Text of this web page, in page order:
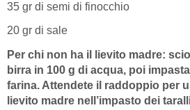
35 gr di semi di finocchio
20 gr di sale
Per chi non ha il lievito madre:
birra in 100 g di acqua, poi
farina. Attendete il raddoppio per
lievito madre nell’impasto dei